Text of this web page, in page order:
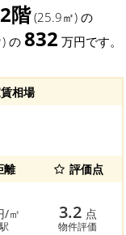
2階(25.9㎡) の
の832 万円です。
相場
離 評価点
/㎡ 3.2 点
物件評価